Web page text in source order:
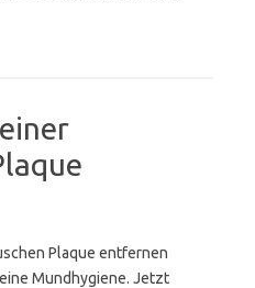
Plaque entfernen
Mundhygiene. Jetzt